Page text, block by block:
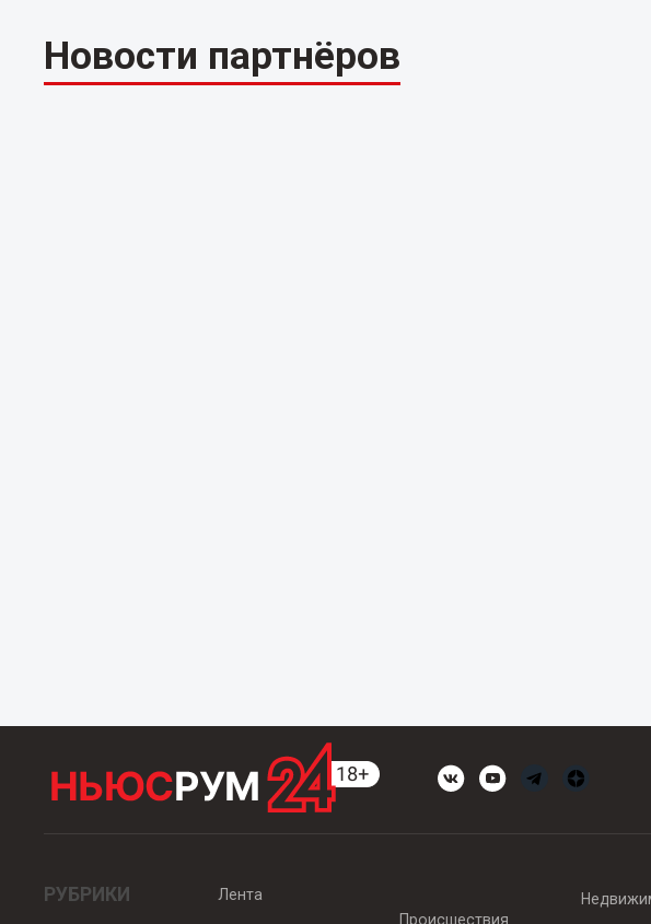
Новости партнёров
РУБРИКИ
Лента
Происшествия